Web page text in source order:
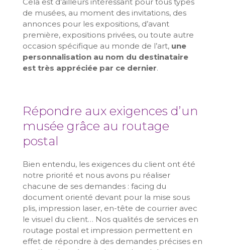
de musées, au moment des invitations, des
annonces pour les expositions, d’avant
première, expositions privées, ou toute autre
occasion spécifique au monde de l’art, une
personnalisation au nom du destinataire
est très appréciée par ce dernier.
Répondre aux exigences d’un
musée grâce au routage
postal
Bien entendu, les exigences du client ont été
notre priorité et nous avons pu réaliser
chacune de ses demandes : facing du
document orienté devant pour la mise sous
plis, impression laser, en-tête de courrier avec
le visuel du client… Nos qualités de services en
routage postal et impression permettent en
effet de répondre à des demandes précises en